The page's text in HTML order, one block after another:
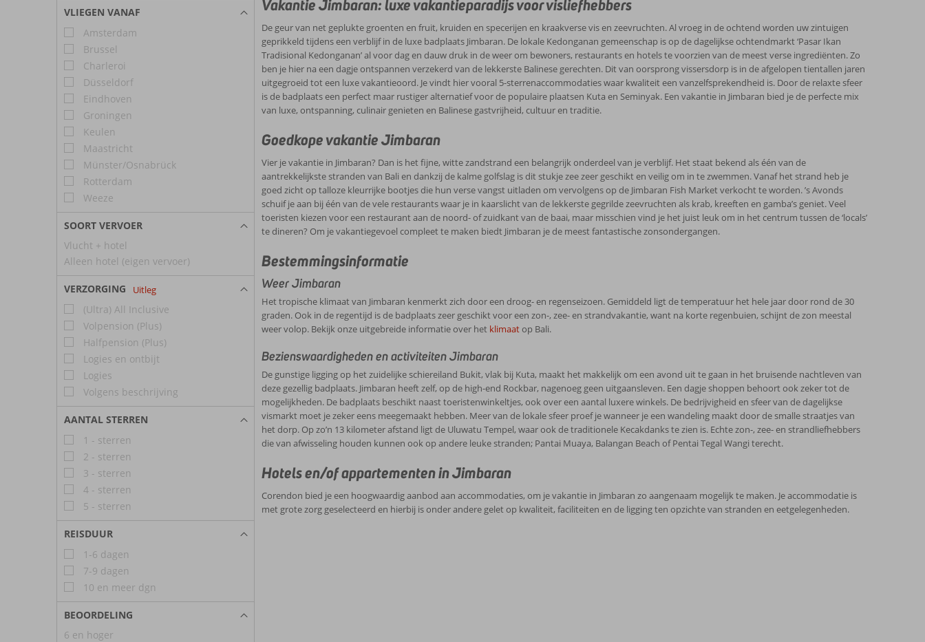
VLIEGEN VANAF
Amsterdam
Brussel
Charleroi
Düsseldorf
Eindhoven
Groningen
Keulen
Maastricht
Münster/Osnabrück
Rotterdam
Weeze
SOORT VERVOER
Vlucht + hotel
Alleen hotel (eigen vervoer)
VERZORGING Uitleg
(Ultra) All Inclusive
Volpension (Plus)
Halfpension (Plus)
Logies en ontbijt
Logies
Volgens beschrijving
AANTAL STERREN
1 - sterren
2 - sterren
3 - sterren
4 - sterren
5 - sterren
REISDUUR
1-6 dagen
7-9 dagen
10 en meer dgn
BEOORDELING
6 en hoger
Balangan Beach of Pentai Tegal Wangi terecht.
Vakantie Jimbaran: luxe vakantieparadijs voor visliefhebbers
De geur van net geplukte groenten en fruit, kruiden en specerijen en kraakverse vis en zeevruchten. Al vroeg in de ochtend worden uw zintuigen
geprikkeld tijdens een verblijf in de luxe badplaats Jimbaran. De lokale Kedonganan gemeenschap is op de dagelijkse ochtendmarkt ‘Pasar Ikan
Tradisional Kedonganan’ al voor dag en dauw druk in de weer om bewoners, restaurants en hotels te voorzien van de meest verse ingrediënten. Zo
ben je hier na een dagje ontspannen verzekerd van de lekkerste Balinese gerechten. Dit van oorsprong vissersdorp is in de afgelopen tientallen jaren
uitgegroeid tot een luxe vakantieoord. Je vindt hier vooral 5-sterrenaccommodaties waar kwaliteit een vanzelfsprekendheid is. Door de relaxte sfeer
is de badplaats een perfect maar rustiger alternatief voor de populaire plaatsen Kuta en Seminyak. Een vakantie in Jimbaran bied je de perfecte mix
van luxe, ontspanning, culinair genieten en Balinese gastvrijheid, cultuur en traditie.
Goedkope vakantie Jimbaran
Vier je vakantie in Jimbaran? Dan is het fijne, witte zandstrand een belangrijk onderdeel van je verblijf. Het staat bekend als één van de
aantrekkelijkste stranden van Bali en dankzij de kalme golfslag is dit stukje zee zeer geschikt en veilig om in te zwemmen. Vanaf het strand heb je
goed zicht op talloze kleurrijke bootjes die hun verse vangst uitladen om vervolgens op de Jimbaran Fish Market verkocht te worden. ’s Avonds
schuif je aan bij één van de vele restaurants waar je in kaarslicht van de lekkerste gegrilde zeevruchten als krab, kreeften en gamba’s geniet. Veel
toeristen kiezen voor een restaurant aan de noord- of zuidkant van de baai, maar misschien vind je het juist leuk om in het centrum tussen de ‘locals’
te dineren? Om je vakantiegevoel compleet te maken biedt Jimbaran je de meest fantastische zonsondergangen.
Bestemmingsinformatie
Weer Jimbaran
Het tropische klimaat van Jimbaran kenmerkt zich door een droog- en regenseizoen. Gemiddeld ligt de temperatuur het hele jaar door rond de 30
graden. Ook in de regentijd is de badplaats zeer geschikt voor een zon-, zee- en strandvakantie, want na korte regenbuien, schijnt de zon meestal
weer volop. Bekijk onze uitgebreide informatie over het klimaatop Bali.
Bezienswaardigheden en activiteiten Jimbaran
De gunstige ligging op het zuidelijke schiereiland Bukit, vlak bij Kuta, maakt het makkelijk om een avond uit te gaan in het bruisende nachtleven van
deze gezellig badplaats. Jimbaran heeft zelf, op de high-end Rockbar, nagenoeg geen uitgaansleven. Een dagje shoppen behoort ook zeker tot de
mogelijkheden. De badplaats beschikt naast toeristenwinkeltjes, ook over een aantal luxere winkels. De bedrijvigheid en sfeer van de dagelijkse
vismarkt moet je zeker eens meegemaakt hebben. Meer van de lokale sfeer proef je wanneer je een wandeling maakt door de smalle straatjes van
het dorp. Op zo’n 13 kilometer afstand ligt de Uluwatu Tempel, waar ook de traditionele Kecakdanks te zien is. Echte zon-, zee- en strandliefhebbers
die van afwisseling houden kunnen ook op andere leuke stranden; Pantai Muaya, Balangan Beach of Pentai Tegal Wangi terecht.
Hotels en/of appartementen in Jimbaran
Corendon bied je een hoogwaardig aanbod aan accommodaties, om je vakantie in Jimbaran zo aangenaam mogelijk te maken. Je accommodatie is
met grote zorg geselecteerd en hierbij is onder andere gelet op kwaliteit, faciliteiten en de ligging ten opzichte van stranden en eetgelegenheden.